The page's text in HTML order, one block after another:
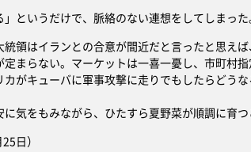
というだけで、脈絡のない連想をしてしまった
領はイランとの合意が間近だと言ったと思え
定まらない。マーケットは一喜一憂し、市町村
カがキューバに軍事攻撃に走りでもしたらどう
気をもみながら、ひたすら夏野菜が順調に育つ
日）